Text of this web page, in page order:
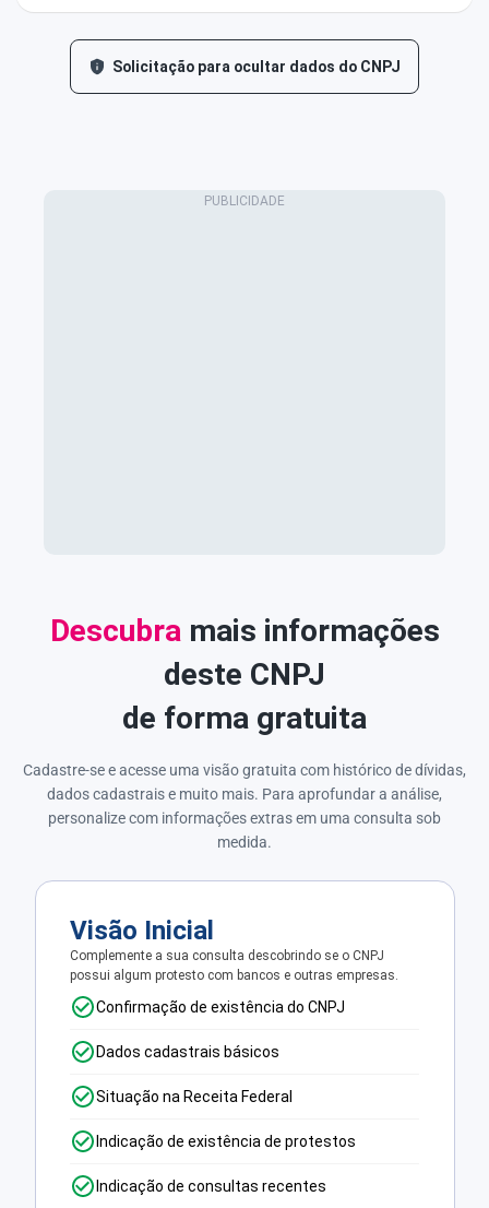
Solicitação para ocultar dados do CNPJ
Descubra mais informações
deste CNPJ
de forma gratuita
Cadastre-se e acesse uma visão gratuita com histórico de dívidas,
dados cadastrais e muito mais. Para aprofundar a análise,
personalize com informações extras em uma consulta sob
medida.
Visão Inicial
Complemente a sua consulta descobrindo se o CNPJ
possui algum protesto com bancos e outras empresas.
Confirmação de existência do CNPJ
Dados cadastrais básicos
Situação na Receita Federal
Indicação de existência de protestos
Indicação de consultas recentes